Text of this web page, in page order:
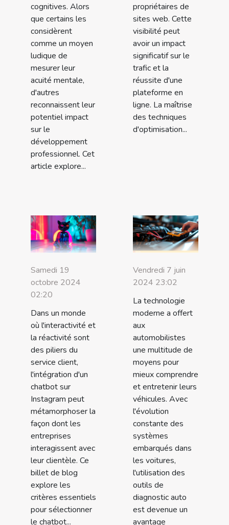
cognitives. Alors
que certains les
considèrent
comme un moyen
ludique de
mesurer leur
acuité mentale,
d'autres
reconnaissent leur
potentiel impact
sur le
développement
professionnel. Cet
article explore...
propriétaires de
sites web. Cette
visibilité peut
avoir un impact
significatif sur le
trafic et la
réussite d'une
plateforme en
ligne. La maîtrise
des techniques
d'optimisation...
Samedi 19
octobre 2024
02:20
Dans un monde
où l'interactivité et
la réactivité sont
des piliers du
service client,
l'intégration d'un
chatbot sur
Instagram peut
métamorphoser la
façon dont les
entreprises
interagissent avec
leur clientèle. Ce
billet de blog
explore les
critères essentiels
pour sélectionner
le chatbot...
Vendredi 7 juin
2024 23:02
La technologie
moderne a offert
aux
automobilistes
une multitude de
moyens pour
mieux comprendre
et entretenir leurs
véhicules. Avec
l'évolution
constante des
systèmes
embarqués dans
les voitures,
l'utilisation des
outils de
diagnostic auto
est devenue un
avantage